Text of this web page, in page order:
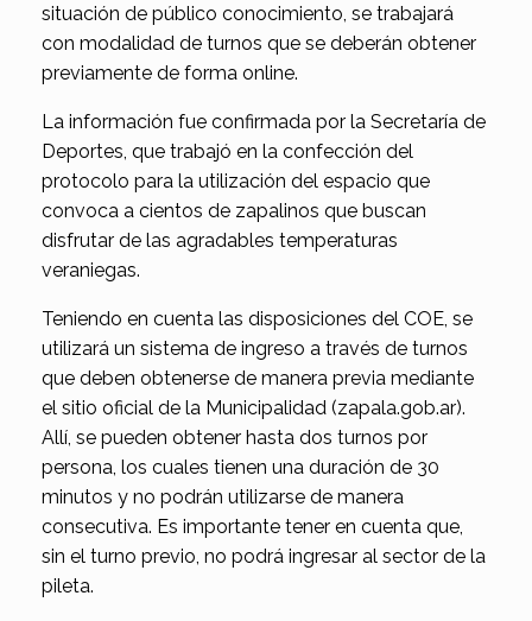
situación de público conocimiento, se trabajará
con modalidad de turnos que se deberán obtener
previamente de forma online.
La información fue confirmada por la Secretaría de
Deportes, que trabajó en la confección del
protocolo para la utilización del espacio que
convoca a cientos de zapalinos que buscan
disfrutar de las agradables temperaturas
veraniegas.
Teniendo en cuenta las disposiciones del COE, se
utilizará un sistema de ingreso a través de turnos
que deben obtenerse de manera previa mediante
el sitio oficial de la Municipalidad (zapala.gob.ar).
Allí, se pueden obtener hasta dos turnos por
persona, los cuales tienen una duración de 30
minutos y no podrán utilizarse de manera
consecutiva. Es importante tener en cuenta que,
sin el turno previo, no podrá ingresar al sector de la
pileta.